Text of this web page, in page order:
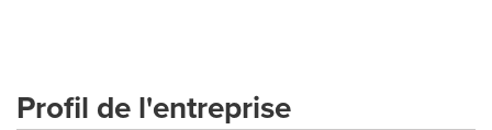
Profil de l'entreprise